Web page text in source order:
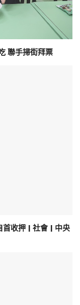
聯手掃街拜票
收押 | 社會 | 中央